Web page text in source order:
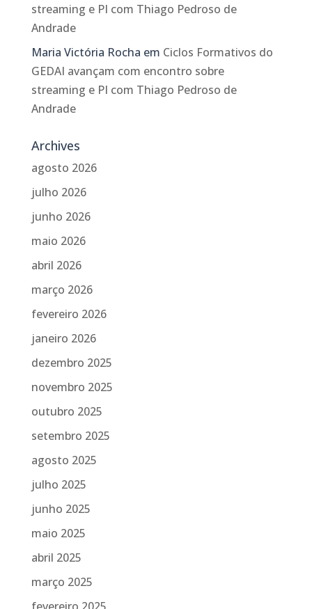
streaming e PI com Thiago Pedroso de
Andrade
Maria Victória Rocha em Ciclos Formativos do
GEDAI avançam com encontro sobre
streaming e PI com Thiago Pedroso de
Andrade
Archives
agosto 2026
julho 2026
junho 2026
maio 2026
abril 2026
março 2026
fevereiro 2026
janeiro 2026
dezembro 2025
novembro 2025
outubro 2025
setembro 2025
agosto 2025
julho 2025
junho 2025
maio 2025
abril 2025
março 2025